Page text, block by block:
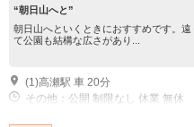
“朝日山へと”
朝日山へといくときにおすすめです。
て公園も結構な広さがあり...
(1)高瀬駅 車 20分
その他：公開 制限なし 休業 無休